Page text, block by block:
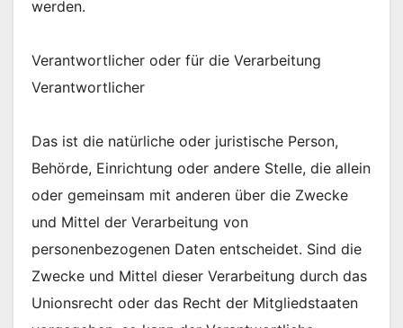
werden.
Verantwortlicher oder für die Verarbeitung
Verantwortlicher
Das ist die natürliche oder juristische Person,
Behörde, Einrichtung oder andere Stelle, die allein
oder gemeinsam mit anderen über die Zwecke
und Mittel der Verarbeitung von
personenbezogenen Daten entscheidet. Sind die
Zwecke und Mittel dieser Verarbeitung durch das
Unionsrecht oder das Recht der Mitgliedstaaten